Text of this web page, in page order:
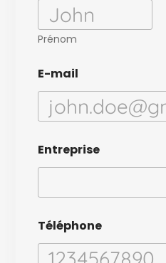
Prénom
o
m
e
t
a
i
e
n
E-mail
Entreprise
Téléphone